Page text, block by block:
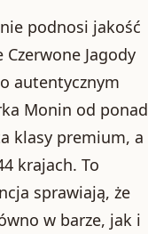
podnosi jakość
Jagody
autentycznym
Monin od ponad
klasy premium, a
krajach. To
sprawiają, że
w barze, jak i